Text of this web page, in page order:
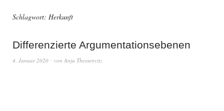
Schlagwort: Herkunft
Differenzierte Argumentationsebenen
4. Januar 2020 von Anja Thessenvitz